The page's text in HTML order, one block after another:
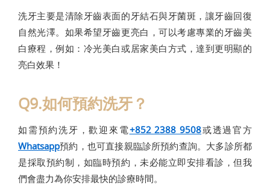
洗牙主要是清除牙齒表面的牙結石與牙菌斑，讓牙齒回復
自然光澤。如果希望牙齒更亮白，可以考慮專業的牙齒美
白療程，例如：冷光美白或居家美白方式，達到更明顯的
亮白效果！
Q9.如何預約洗牙？
如需預約洗牙，歡迎來電+852 2388 9508或透過官方
Whatsapp預約，也可直接親臨診所預約查詢。大多診所都
是採取預約制，如臨時預約，未必能立即安排看診，但我
們會盡力為你安排最快的診療時間。